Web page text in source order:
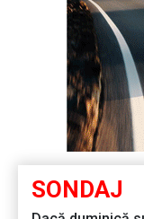
SONDAJ